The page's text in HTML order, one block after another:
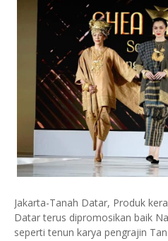
Jakarta-Tanah Datar, Produk
Datar terus dipromosikan baik
seperti tenun karya pengrajin